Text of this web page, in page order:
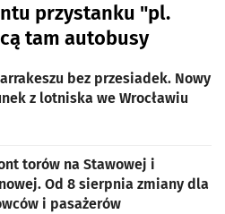
przystanku "pl.
tam autobusy
bez przesiadek. Nowy
z lotniska we Wrocławiu
torów na Stawowej i
Od 8 sierpnia zmiany dla
i pasażerów